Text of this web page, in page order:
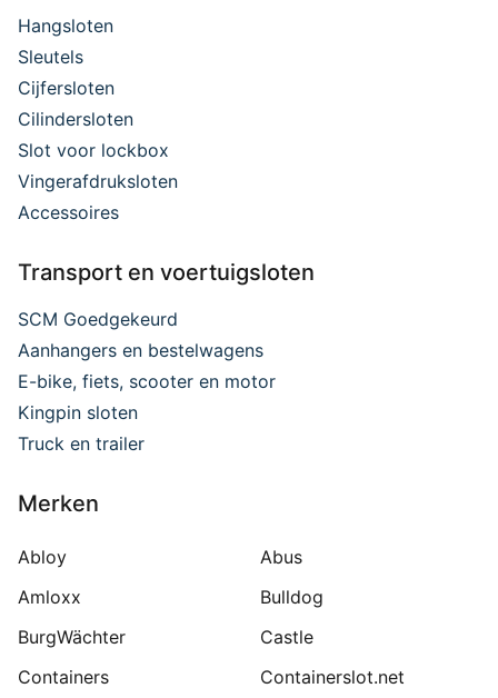
Hangsloten
Sleutels
Cijfersloten
Cilindersloten
Slot voor lockbox
Vingerafdruksloten
Accessoires
Transport en voertuigsloten
SCM Goedgekeurd
Aanhangers en bestelwagens
E-bike, fiets, scooter en motor
Kingpin sloten
Truck en trailer
Merken
Abloy
Abus
Amloxx
Bulldog
BurgWächter
Castle
Containers
Containerslot.net